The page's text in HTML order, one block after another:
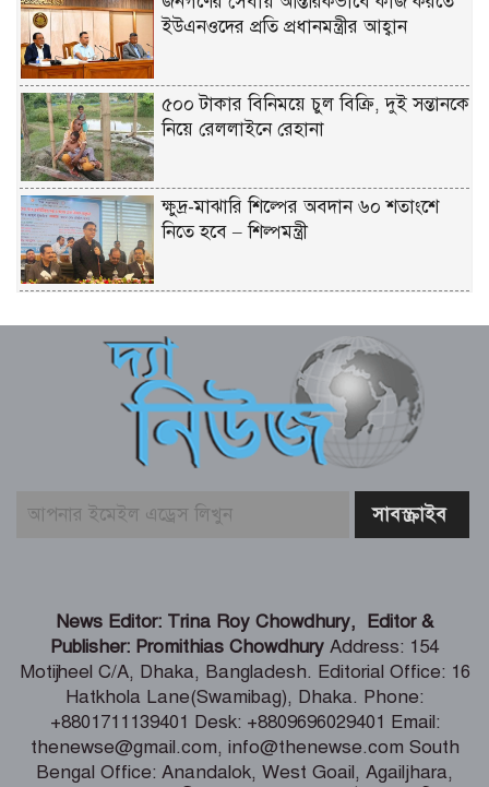
ইউএনওদের প্রতি প্রধানমন্ত্রীর আহ্বান
৫০০ টাকার বিনিময়ে চুল বিক্রি, দুই সন্তানকে
নিয়ে রেললাইনে রেহানা
ক্ষুদ্র-মাঝারি শিল্পের অবদান ৬০ শতাংশে
নিতে হবে – শিল্পমন্ত্রী
কাজ করছে সরকার – প্রতিমন্ত্রী সুলতান
যশোর সিমান্ত এলাকায় বিজিবি অভিযানে
মাদকদ্রব্য ও চোরাচালান পণ্যসহ আটক-১
বাঁশখালীকে বন্যা মুক্ত করার পদক্ষেপ নেয়া
হাওরে বাড়বে মাছের অভয়াশ্রম, ইজারা প্রথা
বাতিলের উদ্যোগ – মৎস্য ও প্রাণিসম্পদ এবং
কৃষিমন্ত্রী
তরুণদের নেতৃত্বেই টেকসই হবে প্রযুক্তিনির্ভর
উন্নয়ন – তথ্যপ্রযুক্তি মন্ত্রী
News Editor: Trina Roy Chowdhury, Editor &
Publisher: Promithias Chowdhury Address: 154
Motijheel C/A, Dhaka, Bangladesh. Editorial Office: 16
Hatkhola Lane(Swamibag), Dhaka. Phone:
+8801711139401 Desk: +8809696029401 Email:
thenewse@gmail.com, info@thenewse.com South
Bengal Office: Anandalok, West Goail, Agailjhara,